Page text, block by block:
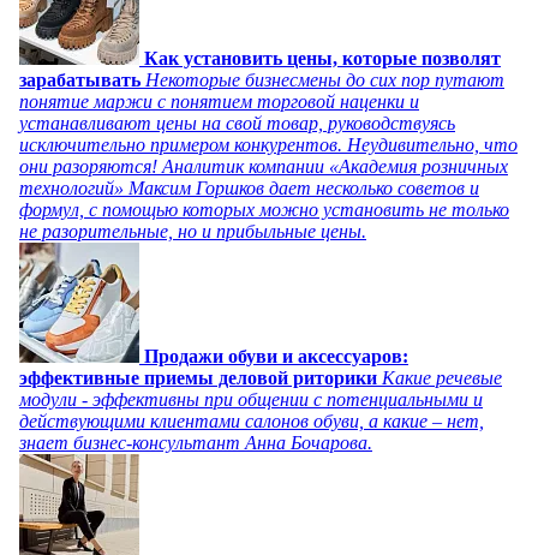
Как установить цены, которые позволят
зарабатывать Некоторые бизнесмены до сих пор путают
понятие маржи с понятием торговой наценки и
устанавливают цены на свой товар, руководствуясь
исключительно примером конкурентов. Неудивительно, что
они разоряются! Аналитик компании «Академия розничных
технологий» Максим Горшков дает несколько советов и
формул, с помощью которых можно установить не только
не разорительные, но и прибыльные цены.
Продажи обуви и аксессуаров:
эффективные приемы деловой риторики Какие речевые
модули - эффективны при общении с потенциальными и
действующими клиентами салонов обуви, а какие – нет,
знает бизнес-консультант Анна Бочарова.